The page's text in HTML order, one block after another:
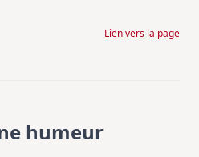
Lien vers la page
humeur